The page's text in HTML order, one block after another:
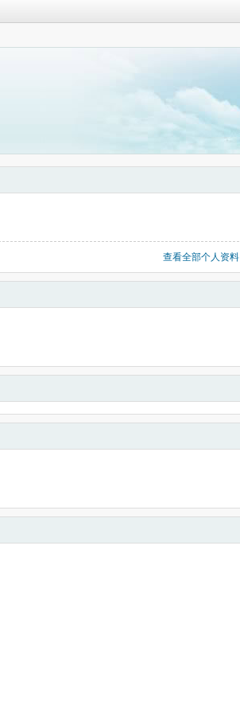
查看全部个人资料